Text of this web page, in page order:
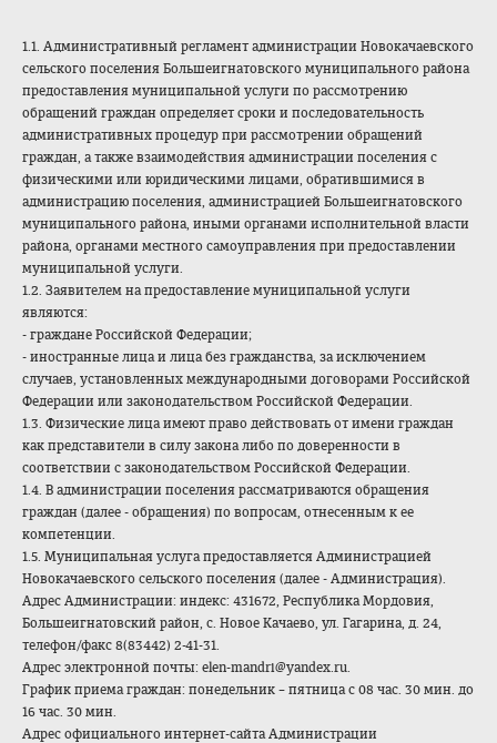
1.1. Административный регламент администрации Новокачаевского
сельского поселения Большеигнатовского муниципального района
предоставления муниципальной услуги по рассмотрению
обращений граждан определяет сроки и последовательность
административных процедур при рассмотрении обращений
граждан, а также взаимодействия администрации поселения с
физическими или юридическими лицами, обратившимися в
администрацию поселения, администрацией Большеигнатовского
муниципального района, иными органами исполнительной власти
района, органами местного самоуправления при предоставлении
муниципальной услуги.
1.2. Заявителем на предоставление муниципальной услуги
являются:
- граждане Российской Федерации;
- иностранные лица и лица без гражданства, за исключением
случаев, установленных международными договорами Российской
Федерации или законодательством Российской Федерации.
1.3. Физические лица имеют право действовать от имени граждан
как представители в силу закона либо по доверенности в
соответствии с законодательством Российской Федерации.
1.4. В администрации поселения рассматриваются обращения
граждан (далее - обращения) по вопросам, отнесенным к ее
компетенции.
1.5. Муниципальная услуга предоставляется Администрацией
Новокачаевского сельского поселения (далее - Администрация).
Адрес Администрации: индекс: 431672, Республика Мордовия,
Большеигнатовский район, с. Новое Качаево, ул. Гагарина, д. 24,
телефон/факс 8(83442) 2-41-31.
Адрес электронной почты: elen-mandri@yandex.ru.
График приема граждан: понедельник – пятница с 08 час. 30 мин. до
16 час. 30 мин.
Адрес официального интернет-сайта Администрации